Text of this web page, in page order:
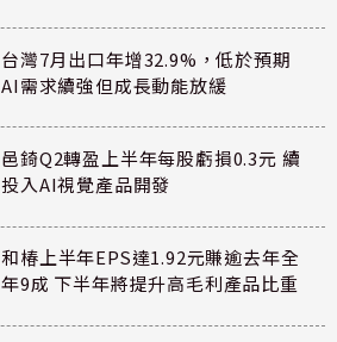
台灣7月出口年增32.9%，低於預期
AI需求續強但成長動能放緩
邑錡Q2轉盈上半年每股虧損0.3元 續
投入AI視覺產品開發
和椿上半年EPS達1.92元賺逾去年全
年9成 下半年將提升高毛利產品比重